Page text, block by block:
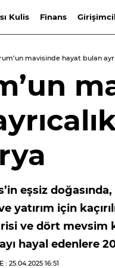
Kulis Finans
mavisinde hayat bulan
eşsiz
yatırım için
ve dört mevsim
hayal edenlere
: 25.04.2025 16:51